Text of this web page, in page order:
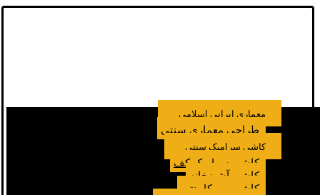
معماری ایرانی اسلامی
طراحی معماری سنتی
کاشی سرامیک سنتی
کاشی سرامیک کف
کاشی آشپزخانه
کاشی بین کابینتی